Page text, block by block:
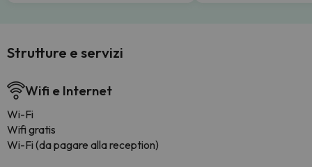
Strutture e servizi
Wifi e Internet
Wi-Fi
Wifi gratis
Wi-Fi (da pagare alla reception)